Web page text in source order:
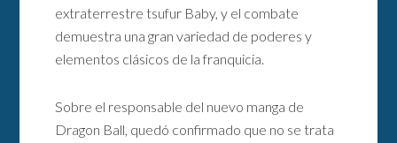
extraterrestre tsufur Baby, y el combate
demuestra una gran variedad de poderes y
elementos clásicos de la franquicia.
Sobre el responsable del nuevo manga de
Dragon Ball, quedó confirmado que no se trata